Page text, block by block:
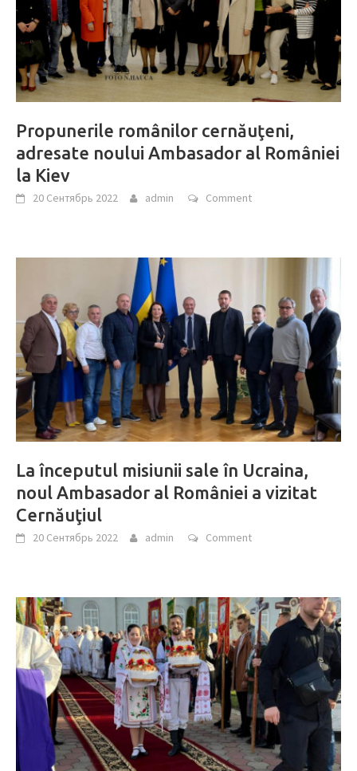
Propunerile românilor cernăuţeni,
adresate noului Ambasador al României
la Kiev
20 Сентябрь 2022 admin Comment
La începutul misiunii sale în Ucraina,
noul Ambasador al României a vizitat
Cernăuţiul
20 Сентябрь 2022 admin Comment